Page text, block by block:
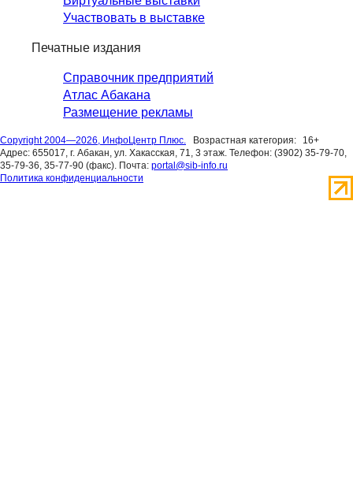
Участвовать в выставке
Печатные издания
Справочник предприятий
Атлас Абакана
Размещение рекламы
Copyright 2004—2026, ИнфоЦентр Плюс. Возрастная категория:
16+
Адрес: 655017, г. Абакан, ул. Хакасская, 71, 3 этаж. Телефон: (3902) 35-79-70,
35-79-36, 35-77-90 (факс). Почта: portal@sib-info.ru
Политика конфиденциальности